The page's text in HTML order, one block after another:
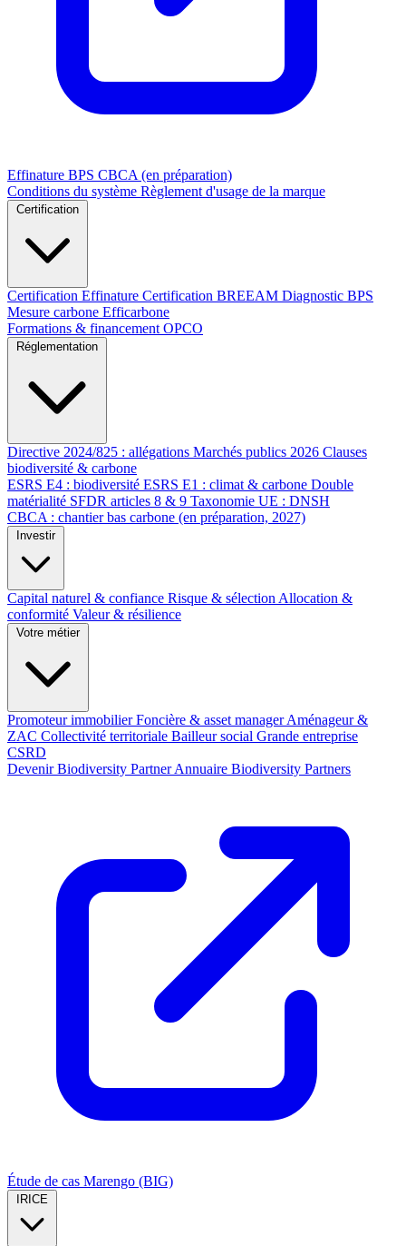
Effinature BPS CBCA (en préparation)
Conditions du système Règlement d'usage de la marque
Certification
Certification Effinature Certification BREEAM Diagnostic BPS
Mesure carbone Efficarbone
Formations & financement OPCO
Réglementation
Directive 2024/825 : allégations Marchés publics 2026 Clauses
biodiversité & carbone
ESRS E4 : biodiversité ESRS E1 : climat & carbone Double
matérialité SFDR articles 8 & 9 Taxonomie UE : DNSH
CBCA : chantier bas carbone (en préparation, 2027)
Investir
Capital naturel & confiance Risque & sélection Allocation &
conformité Valeur & résilience
Votre métier
Promoteur immobilierFoncière & asset managerAménageur &
ZAC Collectivité territoriale Bailleur social Grande entreprise
CSRD
Devenir Biodiversity PartnerAnnuaire Biodiversity Partners
Étude de cas Marengo (BIG)
IRICE